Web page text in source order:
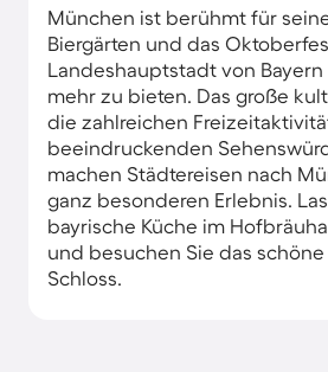
München ist berühmt für
Biergärten und das
Landeshauptstadt von
mehr zu bieten. Das große
die zahlreichen
beeindruckenden
machen Städtereisen nach
ganz besonderen Erlebnis.
bayrische Küche im
und besuchen Sie das
Schloss.